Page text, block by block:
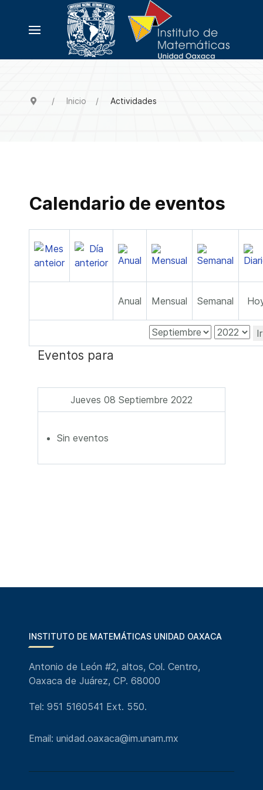
Inicio Actividades
Calendario de eventos
Anual Mensual Semanal
Eventos para
Jueves 08 Septiembre 2022
Sin eventos
INSTITUTO DE MATEMÁTICAS UNIDAD OAXACA
Antonio de León #2, altos, Col. Centro,
Oaxaca de Juárez, CP. 68000
Tel: 951 5160541 Ext. 550.
Email: unidad.oaxaca@im.unam.mx